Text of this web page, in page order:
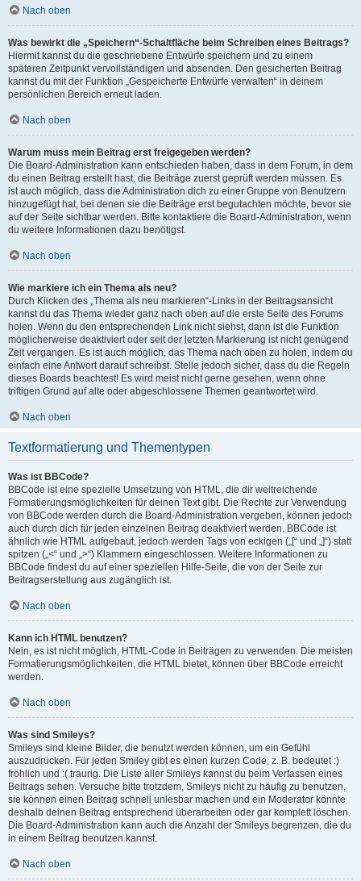
Nach oben
Was bewirkt die „Speichern“-Schaltfläche beim Schreiben eines Beitrags?
Hiermit kannst du die geschriebene Entwürfe speichern und zu einem
späteren Zeitpunkt vervollständigen und absenden. Den gesicherten Beitrag
kannst du mit der Funktion „Gespeicherte Entwürfe verwalten“ in deinem
persönlichen Bereich erneut laden.
Nach oben
Warum muss mein Beitrag erst freigegeben werden?
Die Board-Administration kann entschieden haben, dass in dem Forum, in dem
du einen Beitrag erstellt hast, die Beiträge zuerst geprüft werden müssen. Es
ist auch möglich, dass die Administration dich zu einer Gruppe von Benutzern
hinzugefügt hat, bei denen sie die Beiträge erst begutachten möchte, bevor sie
auf der Seite sichtbar werden. Bitte kontaktiere die Board-Administration, wenn
du weitere Informationen dazu benötigst.
Nach oben
Wie markiere ich ein Thema als neu?
Durch Klicken des „Thema als neu markieren“-Links in der Beitragsansicht
kannst du das Thema wieder ganz nach oben auf die erste Seite des Forums
holen. Wenn du den entsprechenden Link nicht siehst, dann ist die Funktion
möglicherweise deaktiviert oder seit der letzten Markierung ist nicht genügend
Zeit vergangen. Es ist auch möglich, das Thema nach oben zu holen, indem du
einfach eine Antwort darauf schreibst. Stelle jedoch sicher, dass du die Regeln
dieses Boards beachtest! Es wird meist nicht gerne gesehen, wenn ohne
triftigen Grund auf alte oder abgeschlossene Themen geantwortet wird.
Nach oben
Textformatierung und Thementypen
Was ist BBCode?
BBCode ist eine spezielle Umsetzung von HTML, die dir weitreichende
Formatierungsmöglichkeiten für deinen Text gibt. Die Rechte zur Verwendung
von BBCode werden durch die Board-Administration vergeben, können jedoch
auch durch dich für jeden einzelnen Beitrag deaktiviert werden. BBCode ist
ähnlich wie HTML aufgebaut, jedoch werden Tags von eckigen („[“ und „]“) statt
spitzen („<“ und „>“) Klammern eingeschlossen. Weitere Informationen zu
BBCode findest du auf einer speziellen Hilfe-Seite, die von der Seite zur
Beitragserstellung aus zugänglich ist.
Nach oben
Kann ich HTML benutzen?
Nein, es ist nicht möglich, HTML-Code in Beiträgen zu verwenden. Die meisten
Formatierungsmöglichkeiten, die HTML bietet, können über BBCode erreicht
werden.
Nach oben
Was sind Smileys?
Smileys sind kleine Bilder, die benutzt werden können, um ein Gefühl
auszudrücken. Für jeden Smiley gibt es einen kurzen Code, z. B. bedeutet :)
fröhlich und :( traurig. Die Liste aller Smileys kannst du beim Verfassen eines
Beitrags sehen. Versuche bitte trotzdem, Smileys nicht zu häufig zu benutzen,
sie können einen Beitrag schnell unlesbar machen und ein Moderator könnte
deshalb deinen Beitrag entsprechend überarbeiten oder gar komplett löschen.
Die Board-Administration kann auch die Anzahl der Smileys begrenzen, die du
in einem Beitrag benutzen kannst.
Nach oben